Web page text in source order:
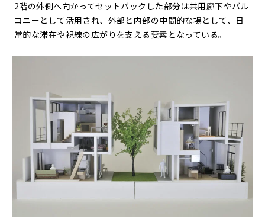
2階の外側へ向かってセットバックした部分は共用廊下やバル
コニーとして活用され、外部と内部の中間的な場として、日
常的な滞在や視線の広がりを支える要素となっている。